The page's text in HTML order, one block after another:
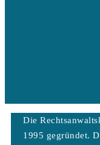
Die
1995 gegründet.